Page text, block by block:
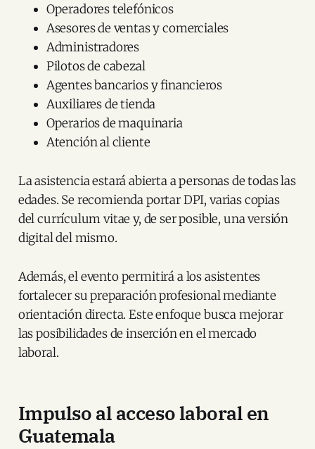
Operadores telefónicos
Asesores de ventas y comerciales
Administradores
Pilotos de cabezal
Agentes bancarios y financieros
Auxiliares de tienda
Operarios de maquinaria
Atención al cliente
La asistencia estará abierta a personas de todas las
edades. Se recomienda portar DPI, varias copias
del currículum vitae y, de ser posible, una versión
digital del mismo.
Además, el evento permitirá a los asistentes
fortalecer su preparación profesional mediante
orientación directa. Este enfoque busca mejorar
las posibilidades de inserción en el mercado
laboral.
Impulso al acceso laboral en
Guatemala